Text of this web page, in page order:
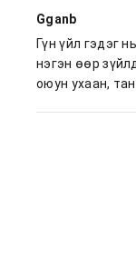
Gganb
Гүн үйл гэдэг
нэгэн өөр
оюун ухаан,